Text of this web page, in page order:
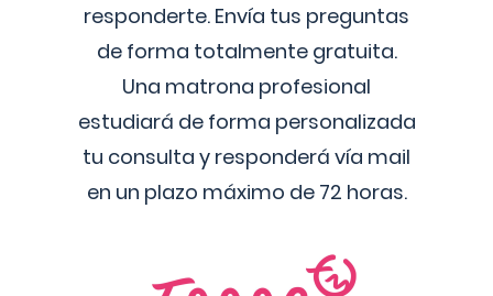
responderte. Envía tus preguntas
de forma totalmente gratuita.
Una matrona profesional
estudiará de forma personalizada
tu consulta y responderá vía mail
en un plazo máximo de 72 horas.